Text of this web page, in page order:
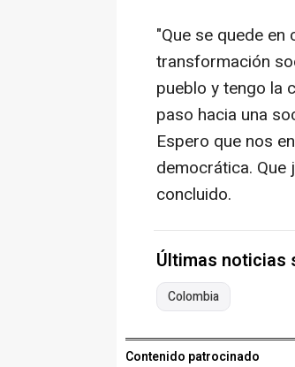
"Que se quede
transformación
pueblo y tengo la
paso hacia una
Espero que nos
democrática.
concluido.
Últimas noticias
Colombia
Contenido patrocinado